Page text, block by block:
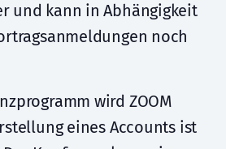
und kann in Abhängigkeit
noch
wird ZOOM
eines Accounts ist